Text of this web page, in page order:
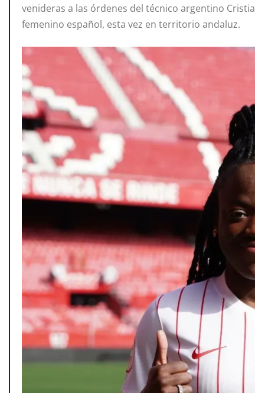
venideras a las órdenes del técnico argentino
femenino español, esta vez en territorio andaluz.